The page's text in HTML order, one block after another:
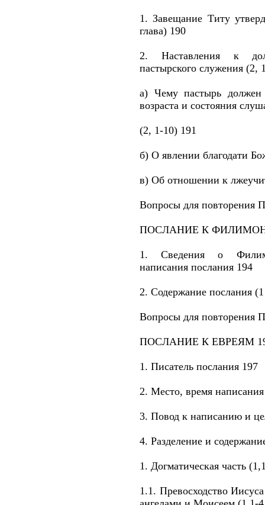
1. Завещание Титу
глава) 190
2. Наставления к
пастырского служения (2,
а) Чему пастырь должен
возраста и состояния
(2, 1-10) 191
б) О явлении благодати
в) Об отношении к
Вопросы для повторения
ПОСЛАНИЕ К
1. Сведения о
написания послания 194
2. Содержание послания (1
Вопросы для повторения
ПОСЛАНИЕ К ЕВРЕЯМ
1. Писатель послания 197
2. Место, время
3. Повод к написанию и
4. Разделение и
1. Догматическая часть
1.1. Превосходство